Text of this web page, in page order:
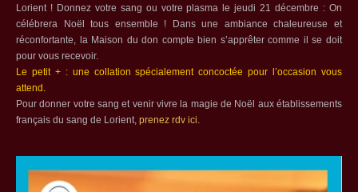
Lorient ! Donnez votre sang ou votre plasma le jeudi 21 décembre : On
célébrera Noël tous ensemble ! Dans une ambiance chaleureuse et
réconfortante, la Maison du don compte bien s’apprêter comme il se doit
pour vous recevoir.
Le petit + : une collation spécialement concoctée pour l’occasion vous
attend.
Pour donner votre sang et venir vivre la magie de Noël aux établissements
français du sang de Lorient, prenez rdv ici